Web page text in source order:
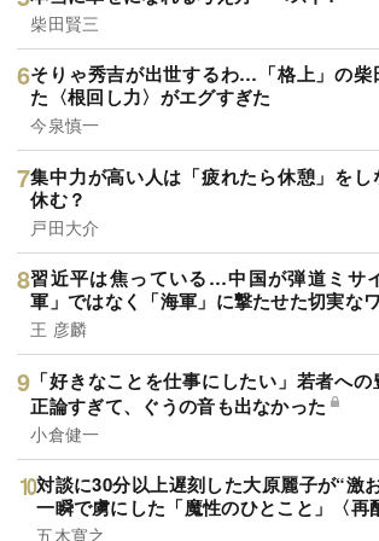
柴田賢三
そりゃ秀吉が出世するわ…「格上」の柴
た〈根回し力〉がエグすぎた
今泉慎一
集中力が高い人は「疲れたら休憩」を
休む？
戸田大介
習近平は焦っている…中国が弾道ミサ
軍」ではなく「海軍」に撃たせた切実な
王 彦麟
「好きなことを仕事にしたい」若者へ
正論すぎて、ぐうの音も出なかった
小倉健一
対談に30分以上遅刻した大原麗子が“激
一瞬で虜にした「魔性のひとこと」〈再
五木寛之